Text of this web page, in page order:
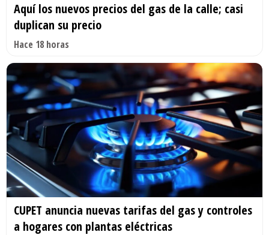
Aquí los nuevos precios del gas de la calle; casi
duplican su precio
Hace 18 horas
CUPET anuncia nuevas tarifas del gas y controles
a hogares con plantas eléctricas